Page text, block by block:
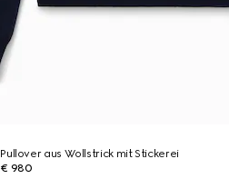
Pullover aus Wollstrick mit Stickerei
€ 980